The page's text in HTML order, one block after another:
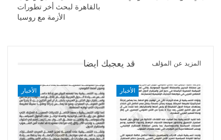
بالقاهرة لبحث أخر تطورات
الأزمة مع روسيا
قد يعجبك ايضا المزيد عن المؤلف
الأخبار الأخبار